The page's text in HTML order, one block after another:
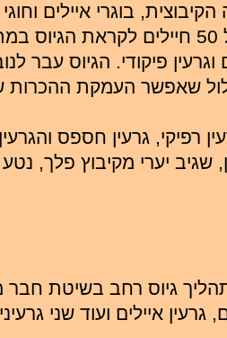
בוגרי איילים וחוגי
התהליך: התגבשו לקבוצה של מעל 50 חיילים
וגרעין פיקודי. הגיוס עבר
שאפשר העמקת ההכרות
רפיקי, גרעין חספס
שגיב יערי מקיבוץ פלך,
גרעין איילים ועוד שני